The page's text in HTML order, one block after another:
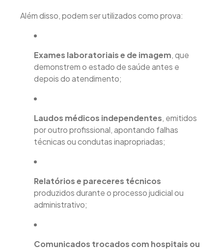
Além disso, podem ser utilizados como prova:
Exames laboratoriais e de imagem, que
demonstrem o estado de saúde antes e
depois do atendimento;
Laudos médicos independentes, emitidos
por outro profissional, apontando falhas
técnicas ou condutas inapropriadas;
Relatórios e pareceres técnicos
produzidos durante o processo judicial ou
administrativo;
Comunicados trocados com hospitais ou